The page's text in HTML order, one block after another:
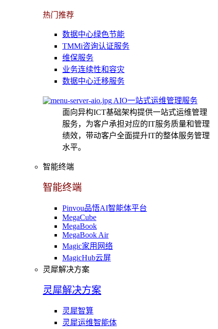
热门推荐
数据中心绿色节能
TMMi咨询认证服务
维保服务
业务连续性和容灾
数据中心迁移服务
AIO一站式运维管理服务
面向异构ICT基础架构提供一站式运维管理
服务，为客户承担对应的IT服务质量和管理
绩效，带动客户全面提升IT的整体服务管理
水平。
智能终端
智能终端
Pinvou品悟AI智能体平台
MegaCube
MegaBook
MegaBook Air
Magic家用网络
MagicHub云屏
灵犀解决方案
灵犀解决方案
灵犀智算
灵犀运维智能体